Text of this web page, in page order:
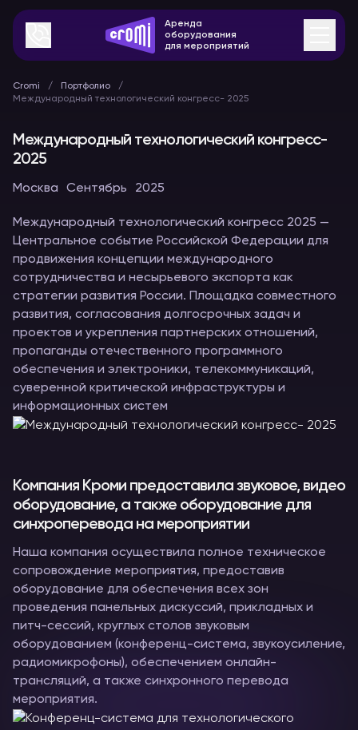
Аренда
оборудования
для мероприятий
Cromi
Портфолио
Международный технологический конгресс- 2025
Международный технологический конгресс-
2025
Москва Сентябрь 2025
Международный технологический конгресс 2025 —
Центральное событие Российской Федерации для
продвижения концепции международного
сотрудничества и несырьевого экспорта как
стратегии развития России. Площадка совместного
развития, согласования долгосрочных задач и
проектов и укрепления партнерских отношений,
пропаганды отечественного программного
обеспечения и электроники, телекоммуникаций,
суверенной критической инфраструктуры и
информационных систем
Компания Кроми предоставила звуковое, видео
оборудование, а также оборудование для
синхроперевода на мероприятии
Наша компания осуществила полное техническое
сопровождение мероприятия, предоставив
оборудование для обеспечения всех зон
проведения панельных дискуссий, прикладных и
питч-сессий, круглых столов звуковым
оборудованием (конференц-система, звукоусиление,
радиомикрофоны), обеспечением онлайн-
трансляций, а также синхронного перевода
мероприятия.